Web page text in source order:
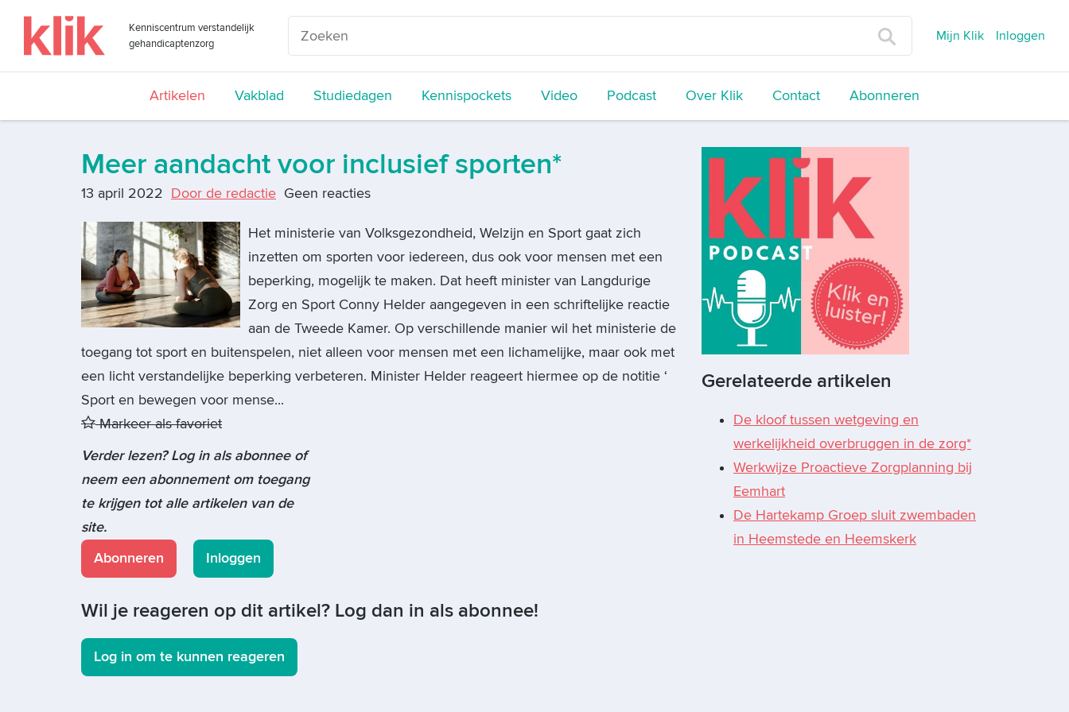
Kenniscentrum verstandelijk
gehandicaptenzorg
Mijn Klik Inloggen
Artikelen Vakblad Studiedagen Kennispockets Video Podcast Over Klik Contact Abonneren
Meer aandacht voor inclusief sporten*
13 april 2022 Door de redactie Geen reacties
Het ministerie van Volksgezondheid, Welzijn en Sport gaat zich
inzetten om sporten voor iedereen, dus ook voor mensen met een
beperking, mogelijk te maken. Dat heeft minister van Langdurige
Zorg en Sport Conny Helder aangegeven in een schriftelijke reactie
aan de Tweede Kamer. Op verschillende manier wil het ministerie de
toegang tot sport en buitenspelen, niet alleen voor mensen met een lichamelijke, maar ook met
een licht verstandelijke beperking verbeteren. Minister Helder reageert hiermee op de notitie ‘
Sport en bewegen voor mense...
Markeer als favoriet
Verder lezen? Log in als abonnee of
neem een abonnement om toegang
te krijgen tot alle artikelen van de
site.
Abonneren
Inloggen
Wil je reageren op dit artikel? Log dan in als abonnee!
Log in om te kunnen reageren
Gerelateerde artikelen
De kloof tussen wetgeving en
werkelijkheid overbruggen in de zorg*
Werkwijze Proactieve Zorgplanning bij
Eemhart
De Hartekamp Groep sluit zwembaden
in Heemstede en Heemskerk